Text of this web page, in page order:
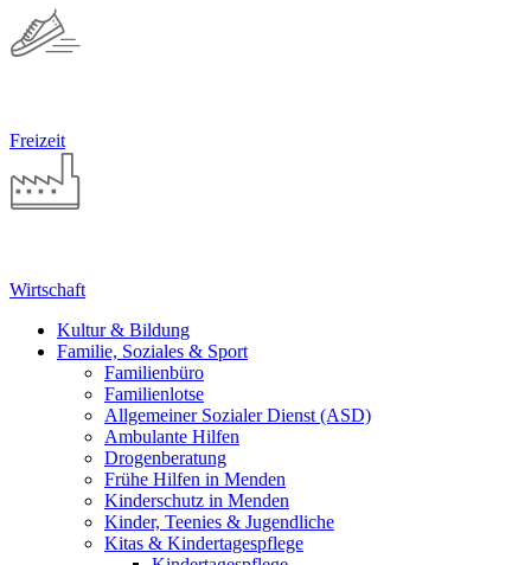
Freizeit
Wirtschaft
Kultur & Bildung
Familie, Soziales & Sport
Familienbüro
Familienlotse
Allgemeiner Sozialer Dienst (ASD)
Ambulante Hilfen
Drogenberatung
Frühe Hilfen in Menden
Kinderschutz in Menden
Kinder, Teenies & Jugendliche
Kitas & Kindertagespflege